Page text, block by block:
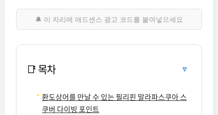
📑 목차 🔽
환도상어를 만날 수 있는 필리핀 말라파스쿠아 스
쿠버 다이빙 포인트